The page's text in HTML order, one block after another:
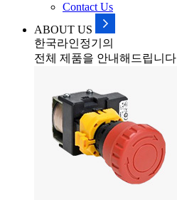
Contact Us
ABOUT US
한국라인정기의
전체 제품을 안내해드립니다